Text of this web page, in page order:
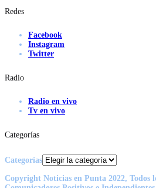
Redes
Facebook
Instagram
Twitter
Radio
Radio en vivo
Tv en vivo
Categorías
Categorías
Copyright Noticias en Punta 2022, Todos